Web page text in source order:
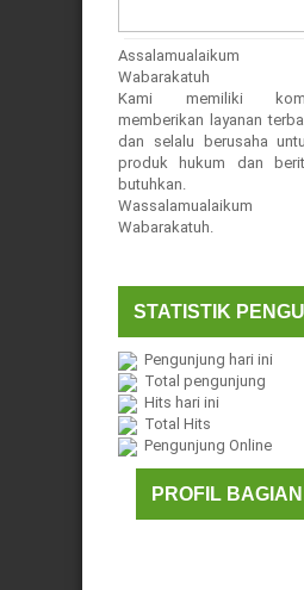
Assalamualaikum
Wabarakatuh
Kami memiliki
memberikan layanan
dan selalu berusaha
produk hukum dan
butuhkan.
Wassalamualaikum
Wabarakatuh.
STATISTIK
Pengunjung hari ini
Total pengunjung
Hits hari ini
Total Hits
Pengunjung Online
PROFIL